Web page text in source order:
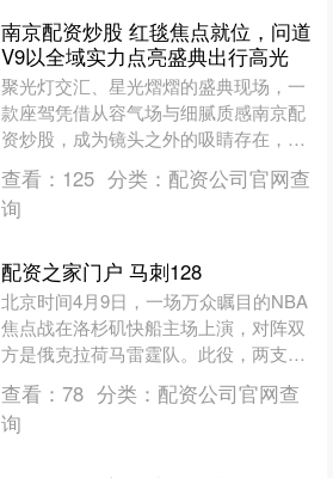
南京配资炒股 红毯焦点就位，问道
V9以全域实力点亮盛典出行高光
聚光灯交汇、星光熠熠的盛典现场，一
款座驾凭借从容气场与细腻质感南京配
资炒股，成为镜头之外的吸睛存在，问
道V9作为第16届北京国际电影节官方唯
一指定用车，全程为到....
查看： 125 分类： 配资公司官网查
询
配资之家门户 马刺128
北京时间4月9日，一场万众瞩目的NBA
焦点战在洛杉矶快船主场上演，对阵双
方是俄克拉荷马雷霆队。此役，两支球
队均祭出最强阵容，雷霆队的亚历山大
与快船队的莱昂纳德，....
查看： 78 分类： 配资公司官网查
询